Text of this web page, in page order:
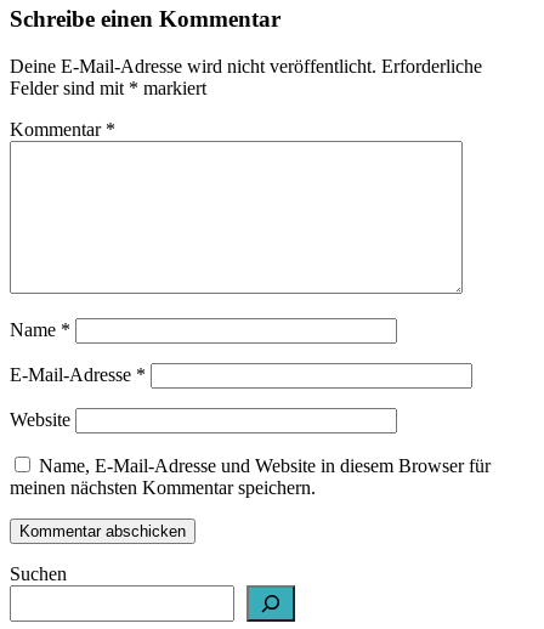
Schreibe einen Kommentar
Deine E-Mail-Adresse wird nicht veröffentlicht. Erforderliche
Felder sind mit * markiert
Kommentar *
Name *
E-Mail-Adresse *
Website
Name, E-Mail-Adresse und Website in diesem Browser für
meinen nächsten Kommentar speichern.
Suchen